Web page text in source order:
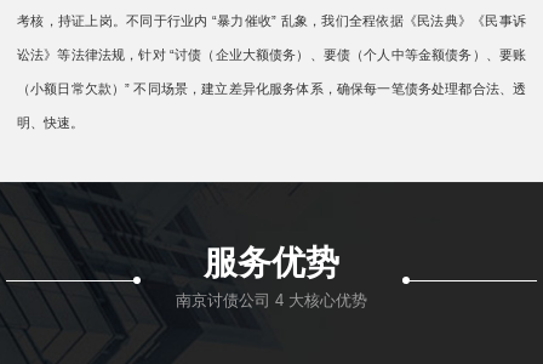
考核，持证上岗。不同于行业内 “暴力催收” 乱象，我们全程依据《民法典》《民事诉
讼法》等法律法规，针对 “讨债（企业大额债务）、要债（个人中等金额债务）、要账
（小额日常欠款）” 不同场景，建立差异化服务体系，确保每一笔债务处理都合法、透
明、快速。
服务优势
南京讨债公司 4 大核心优势